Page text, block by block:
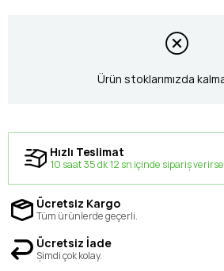
Ürün stoklarımızda
Hızlı Teslimat
10 saat 35 dk 11 sn içinde sipariş
Ücretsiz Kargo
Tüm ürünlerde geçerli.
Ücretsiz İade
Şimdi çok kolay.